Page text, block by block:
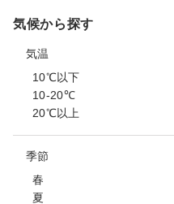
気候から探す
気温
10℃以下
10-20℃
20℃以上
季節
春
夏